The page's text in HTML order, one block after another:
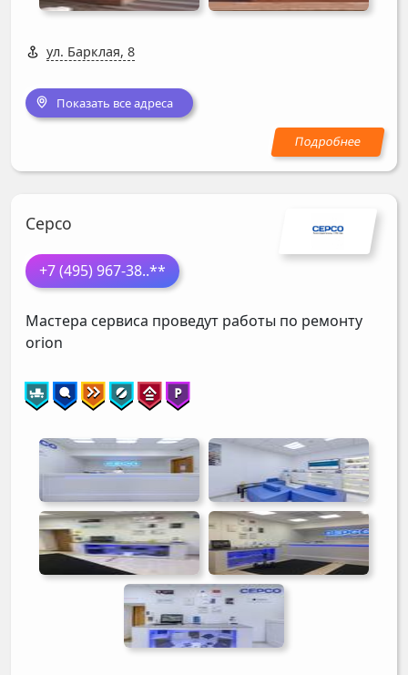
ул. Барклая, 8
Показать все адреса
Серсо
+7 (495) 967-38..**
Мастера сервиса проведут работы по ремонту
orion